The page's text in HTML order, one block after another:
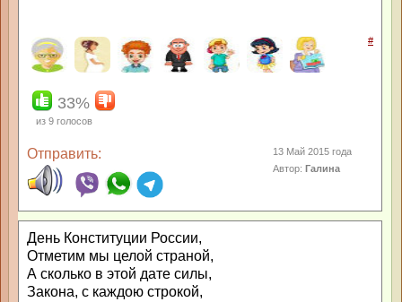
#
33%
из 9 голосов
Отправить:
13 Май 2015 года
Автор:Галина
День Конституции России,
Отметим мы целой страной,
А сколько в этой дате силы,
Закона, с каждою строкой,